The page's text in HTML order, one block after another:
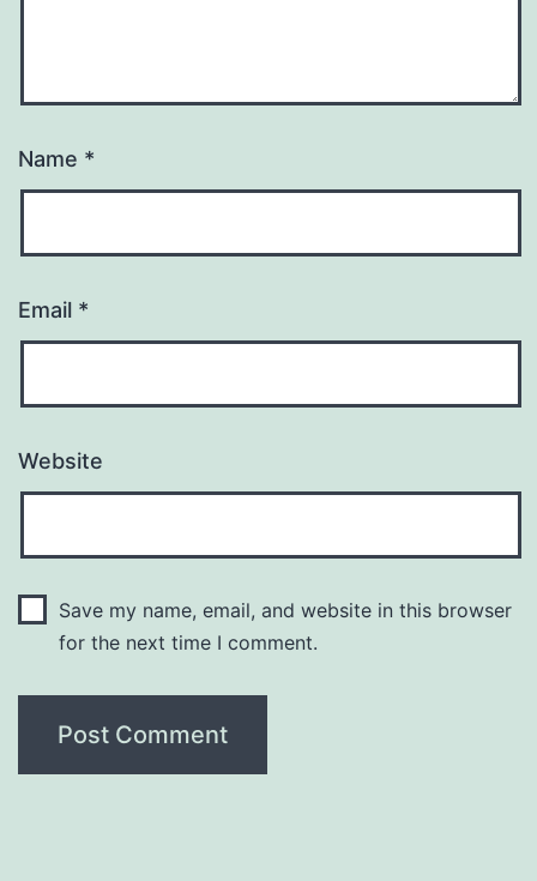
Name *
Email *
Website
Save my name, email, and website in this browser
for the next time I comment.